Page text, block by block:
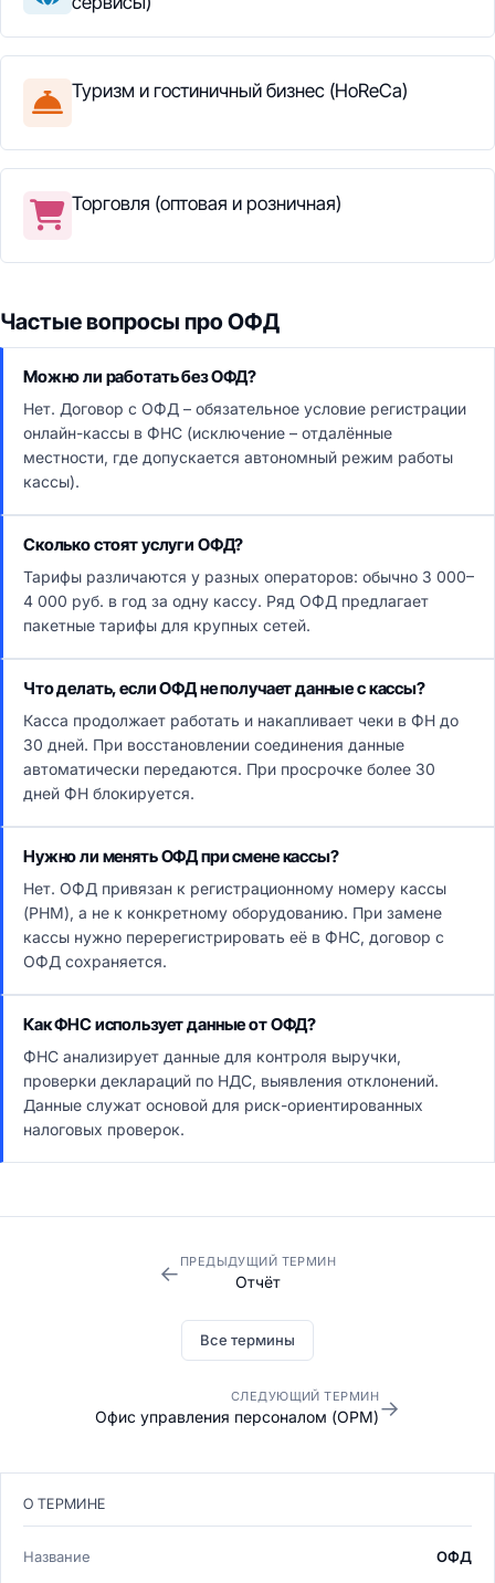
Туризм и гостиничный бизнес (HoReCa)
Торговля (оптовая и розничная)
Частые вопросы про ОФД
Можно ли работать без ОФД?
Нет. Договор с ОФД – обязательное условие регистрации
онлайн-кассы в ФНС (исключение – отдалённые
местности, где допускается автономный режим работы
кассы).
Сколько стоят услуги ОФД?
Тарифы различаются у разных операторов: обычно 3 000–
4 000 руб. в год за одну кассу. Ряд ОФД предлагает
пакетные тарифы для крупных сетей.
Что делать, если ОФД не получает данные с кассы?
Касса продолжает работать и накапливает чеки в ФН до
30 дней. При восстановлении соединения данные
автоматически передаются. При просрочке более 30
дней ФН блокируется.
Нужно ли менять ОФД при смене кассы?
Нет. ОФД привязан к регистрационному номеру кассы
(РНМ), а не к конкретному оборудованию. При замене
кассы нужно перерегистрировать её в ФНС, договор с
ОФД сохраняется.
Как ФНС использует данные от ОФД?
ФНС анализирует данные для контроля выручки,
проверки деклараций по НДС, выявления отклонений.
Данные служат основой для риск-ориентированных
налоговых проверок.
← ПРЕДЫДУЩИЙ ТЕРМИН
Отчёт
Все термины
СЛЕДУЮЩИЙ ТЕРМИН
Офис управления персоналом (OPM)→
О ТЕРМИНЕ
Название
ОФД